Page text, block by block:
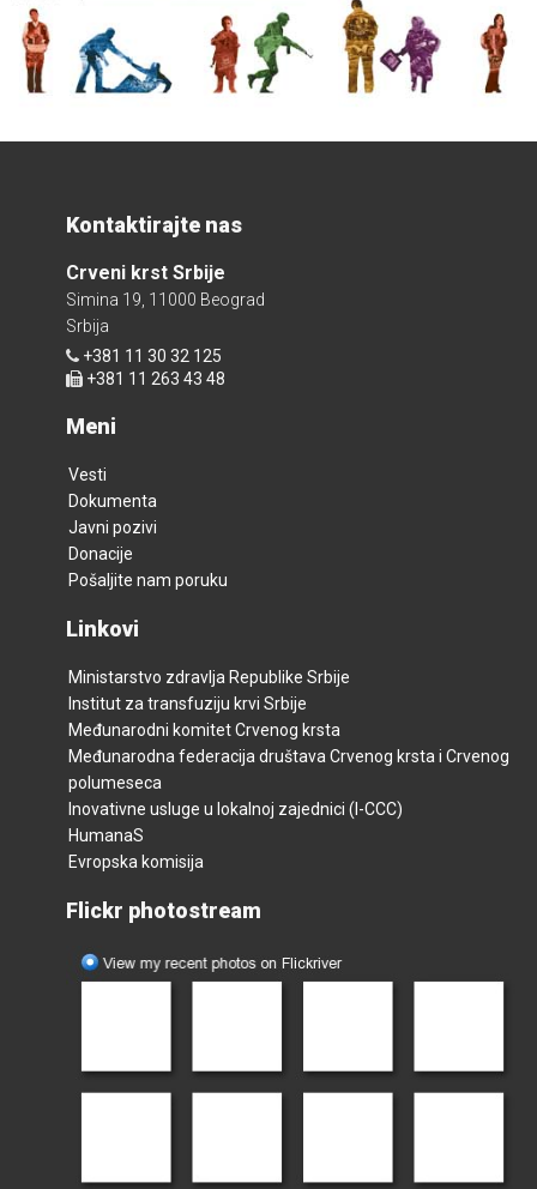
Kontaktirajte nas
Crveni krst Srbije
Simina 19, 11000 Beograd
Srbija
+381 11 30 32 125
+381 11 263 43 48
Meni
Vesti
Dokumenta
Javni pozivi
Donacije
Pošaljite nam poruku
Linkovi
Ministarstvo zdravlja Republike Srbije
Institut za transfuziju krvi Srbije
Međunarodni komitet Crvenog krsta
Međunarodna federacija društava Crvenog krsta i Crvenog
polumeseca
Inovativne usluge u lokalnoj zajednici (I-CCC)
HumanaS
Evropska komisija
Flickr photostream